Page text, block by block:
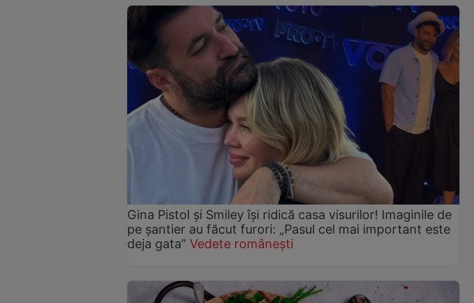
Gina Pistol și Smiley își ridică casa visurilor! Imaginile de
pe șantier au făcut furori: „Pasul cel mai important este
deja gata” Vedete românești